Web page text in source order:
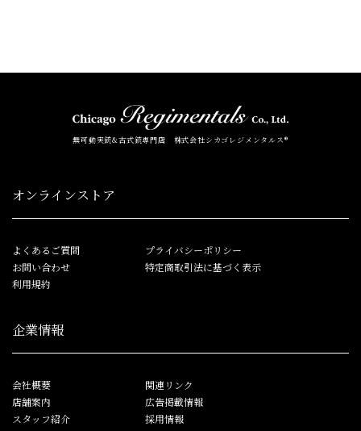
無可動実銃&古式銃専門店 株式会社シカゴレジメンタルス®
オンラインストア
よくあるご質問
お問い合わせ
利用規約
プライバシーポリシー
特定商取引法に基づく表示
企業情報
会社概要
店舗案内
スタッフ紹介
関連リンク
広告掲載情報
採用情報